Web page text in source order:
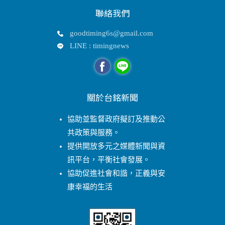
聯絡我們
goodtiming6s@gmail.com
LINE : timingnews
關於台銘新聞
協助並監督政府擬訂及推動公
共政策與服務。
提供開放多元之媒體新聞與資
訊平台，平衡社會發展。
協助促進社會和諧，正義與安
康幸福的生活